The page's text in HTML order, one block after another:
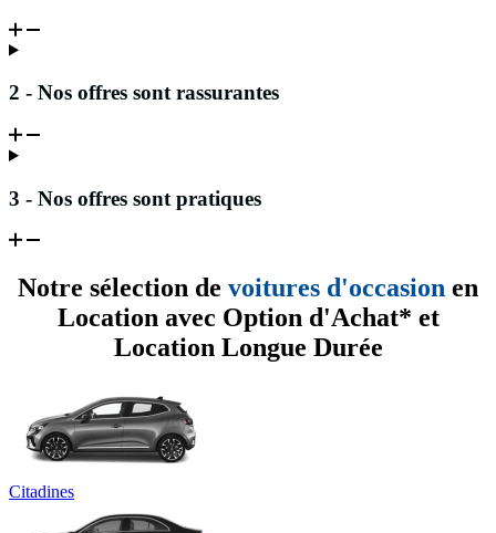
2 - Nos offres sont rassurantes
3 - Nos offres sont pratiques
Notre sélection de voitures d'occasion en
Location avec Option d'Achat* et
Location Longue Durée
Citadines